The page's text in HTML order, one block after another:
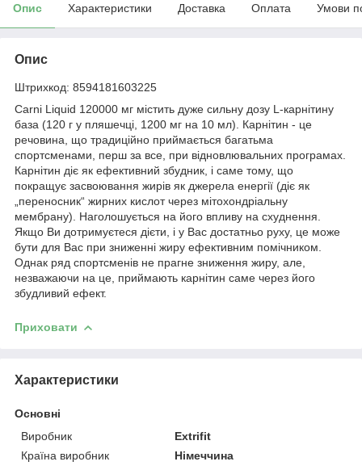
Опис Характеристики Доставка Оплата Умови
Опис
Штрихкод: 8594181603225
Carni Liquid 120000 мг містить дуже сильну дозу L-карнітину
база (120 г у пляшечці, 1200 мг на 10 мл). Карнітин - це
речовина, що традиційно приймається багатьма
спортсменами, перш за все, при відновлювальних програмах.
Карнітин діє як ефективний збудник, і саме тому, що
покращує засвоювання жирів як джерела енергії (діє як
„переносник“ жирних кислот через мітохондріальну
мембрану). Наголошується на його впливу на схуднення.
Якщо Ви дотримуєтеся дієти, і у Вас достатньо руху, це може
бути для Вас при зниженні жиру ефективним помічником.
Однак ряд спортсменів не прагне зниження жиру, але,
незважаючи на це, приймають карнітин саме через його
збудливий ефект.
Приховати
Характеристики
Основні
Виробник
Extrifit
Країна виробник
Німеччина